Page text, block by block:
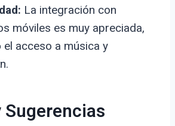
La integración con
móviles es muy apreciada,
acceso a música y